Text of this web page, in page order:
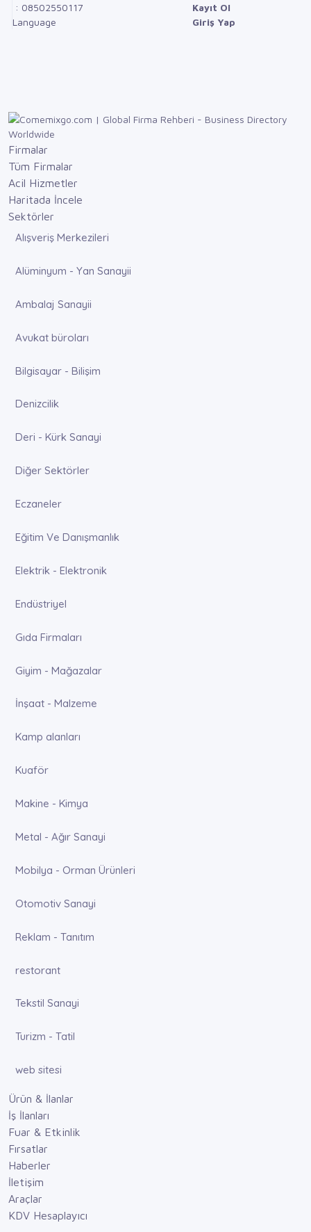
: 08502550117
Language
Kayıt Ol
Giriş Yap
Firmalar
Tüm Firmalar
Acil Hizmetler
Haritada İncele
Sektörler
Alışveriş Merkezileri
Alüminyum - Yan Sanayii
Ambalaj Sanayii
Avukat büroları
Bilgisayar - Bilişim
Denizcilik
Deri - Kürk Sanayi
Diğer Sektörler
Eczaneler
Eğitim Ve Danışmanlık
Elektrik - Elektronik
Endüstriyel
Gıda Firmaları
Giyim - Mağazalar
İnşaat - Malzeme
Kamp alanları
Kuaför
Makine - Kimya
Metal - Ağır Sanayi
Mobilya - Orman Ürünleri
Otomotiv Sanayi
Reklam - Tanıtım
restorant
Tekstil Sanayi
Turizm - Tatil
web sitesi
Ürün & İlanlar
İş İlanları
Fuar & Etkinlik
Fırsatlar
Haberler
İletişim
Araçlar
KDV Hesaplayıcı